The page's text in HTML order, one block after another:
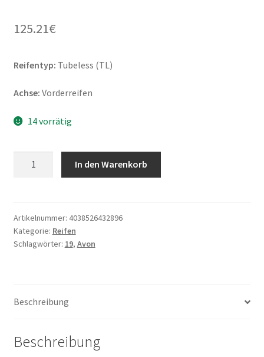
125.21€
Reifentyp: Tubeless (TL)
Achse: Vorderreifen
14 vorrätig
62H
COBRA
CHROME
In den Warenkorb
Artikelnummer: 4038526432896
Kategorie: Reifen
Schlagwörter: 19, Avon
Beschreibung
Beschreibung